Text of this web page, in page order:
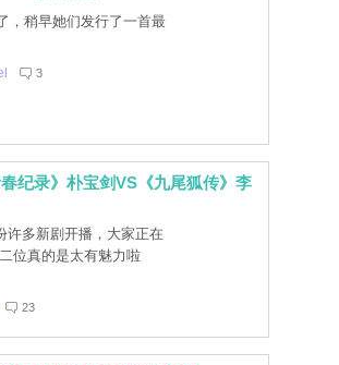
，稍早她们发行了一首最
3
纪录》朴宝剑VS《九尾狐传》李
许多新剧开播，大家正在
位真的是太有魅力啦
23